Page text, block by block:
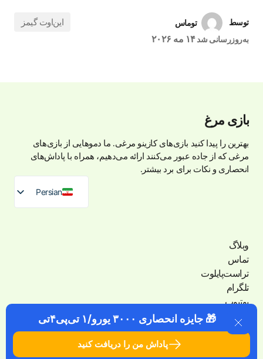
توسط
توماس
به‌روزرسانی شد۱۴ مه ۲۰۲۶
این‌اوت گیمز
بازی مرغ
بهترین را پیدا کنید بازی‌های کازینو مرغی. ما دموهایی از بازی‌های
مرغی که از جاده عبور می‌کنند ارائه می‌دهیم، همراه با پاداش‌های
انحصاری و نکات برای برد بیشتر.
Persian
وبلاگ
تماس
تراست‌پایلوت
تلگرام
یوتیوب
🎁 جایزه انحصاری ۳۰۰۰ یورو/۱ تی‌پی۴تی
پاداش من را دریافت کنید